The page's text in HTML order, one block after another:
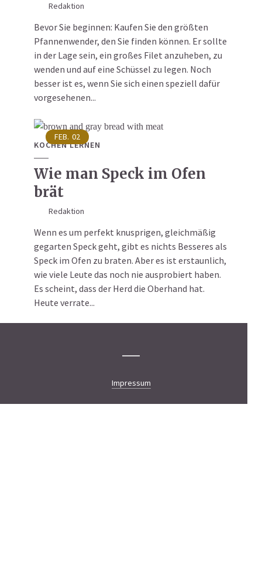
Redaktion
Bevor Sie beginnen: Kaufen Sie den größten
Pfannenwender, den Sie finden können. Er sollte
in der Lage sein, ein großes Filet anzuheben, zu
wenden und auf eine Schüssel zu legen. Noch
besser ist es, wenn Sie sich einen speziell dafür
vorgesehenen...
FEB. 02
KOCHEN LERNEN
Wie man Speck im Ofen
brät
Redaktion
Wenn es um perfekt knusprigen, gleichmäßig
gegarten Speck geht, gibt es nichts Besseres als
Speck im Ofen zu braten. Aber es ist erstaunlich,
wie viele Leute das noch nie ausprobiert haben.
Es scheint, dass der Herd die Oberhand hat.
Heute verrate...
Impressum